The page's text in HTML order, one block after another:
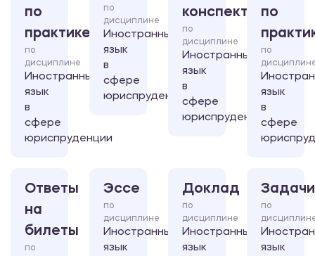
по
практике
по
дисциплине
Иностранный
язык
в
сфере
юриспруденции
по
дисциплине
Иностранный
язык
в
сфере
юриспруденции
конспект
по
дисциплине
Иностранный
язык
в
сфере
юриспруденции
по
по
язык
в
сфере
Ответы
на
билеты
по
Эссе
по
дисциплине
Иностранный
язык
Доклад
по
дисциплине
Иностранный
язык
Задачи
по
язык